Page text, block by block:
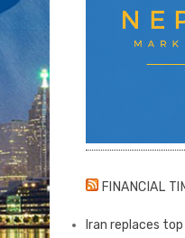
FINANCIAL
Iran replaces